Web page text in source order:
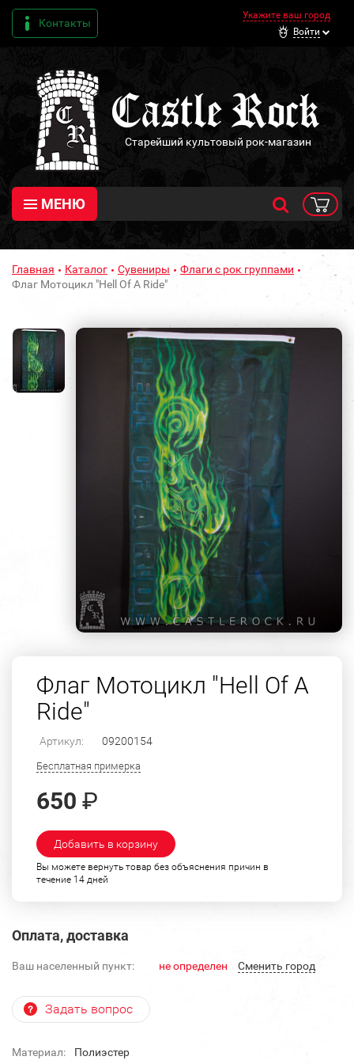
Контакты
Укажите ваш город
Войти
Старейший культовый рок-магазин
МЕНЮ
Главная Каталог Сувениры
Флаги с рок группами
Флаг Мотоцикл "Hell Of A Ride"
Флаг Мотоцикл "Hell Of A
Ride"
Артикул: 09200154
Бесплатная примерка
650 ₽
Добавить в корзину
Вы можете вернуть товар без объяснения причин в
течение 14 дней
Оплата, доставка
Ваш населенный пункт: не определен Cменить город
Задать вопрос
Материал:
Полиэстер